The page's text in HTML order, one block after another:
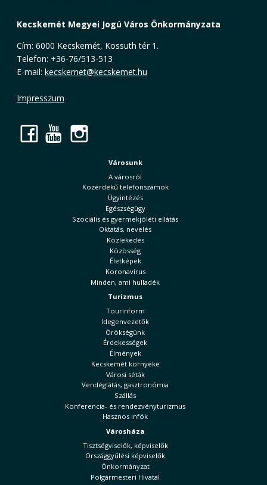
Kecskemét Megyei Jogú Város Önkormányzata
Cím: 6000 Kecskemét, Kossuth tér 1.
Telefon: +36-76/513-513
E-mail: kecskemet@kecskemet.hu
Impresszum
Facebook
YouTube
Városunk
A városról
Közérdekű telefonszámok
Ügyintézés
Egészségügy
Szociális és gyermekjóléti ellátás
Oktatás, nevelés
Közlekedés
Közösség
Életképek
Koronavírus
Minden, ami hulladék
Turizmus
Tourinform
Idegenvezetők
Örökségünk
Érdekességek
Élmények
Kecskemét környéke
Városi séták
Vendéglátás, gasztronómia
Szállás
Konferencia- és rendezvényturizmus
Hasznos infók
Városháza
Tisztségviselők, képviselők
Országgyűlési képviselők
Önkormányzat
Polgármesteri Hivatal